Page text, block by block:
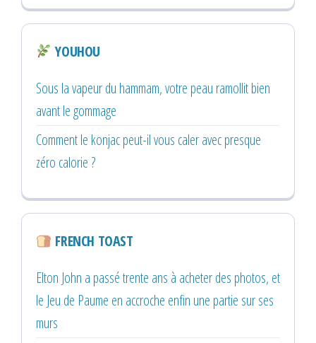
YOUHOU
Sous la vapeur du hammam, votre peau ramollit bien
avant le gommage
Comment le konjac peut-il vous caler avec presque
zéro calorie ?
FRENCH TOAST
Elton John a passé trente ans à acheter des photos, et
le Jeu de Paume en accroche enfin une partie sur ses
murs